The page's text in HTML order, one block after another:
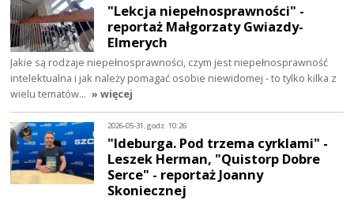
"Lekcja niepełnosprawności" -
reportaż Małgorzaty Gwiazdy-
Elmerych
Jakie są rodzaje niepełnosprawności, czym jest niepełnosprawność
intelektualna i jak należy pomagać osobie niewidomej - to tylko kilka z
wielu tematów… » więcej
2026-05-31, godz. 10:26
"Ideburga. Pod trzema cyrklami" -
Leszek Herman, "Quistorp Dobre
Serce" - reportaż Joanny
Skoniecznej